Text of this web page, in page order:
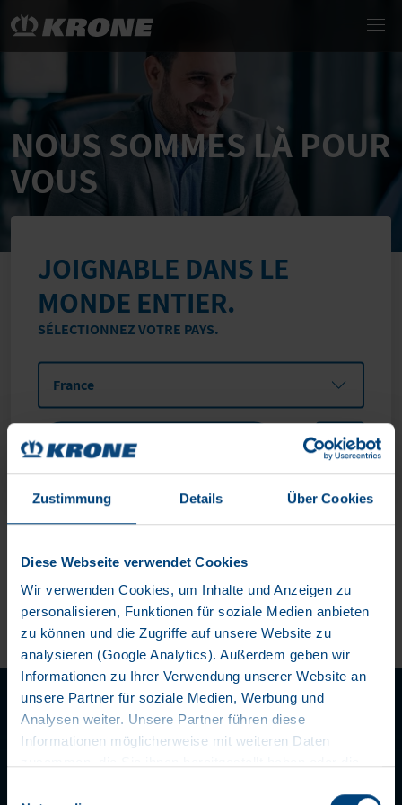
Zustimmung Details Über Cookies
Diese Webseite verwendet Cookies
Wir verwenden Cookies, um Inhalte und Anzeigen zu
personalisieren, Funktionen für soziale Medien anbieten
zu können und die Zugriffe auf unsere Website zu
analysieren (Google Analytics). Außerdem geben wir
Informationen zu Ihrer Verwendung unserer Website an
unsere Partner für soziale Medien, Werbung und
Analysen weiter. Unsere Partner führen diese
Informationen möglicherweise mit weiteren Daten
NOUS SOMMES LÀ POUR
VOUS
JOIGNABLE DANS LE
MONDE ENTIER.
SÉLECTIONNEZ VOTRE PAYS.
France